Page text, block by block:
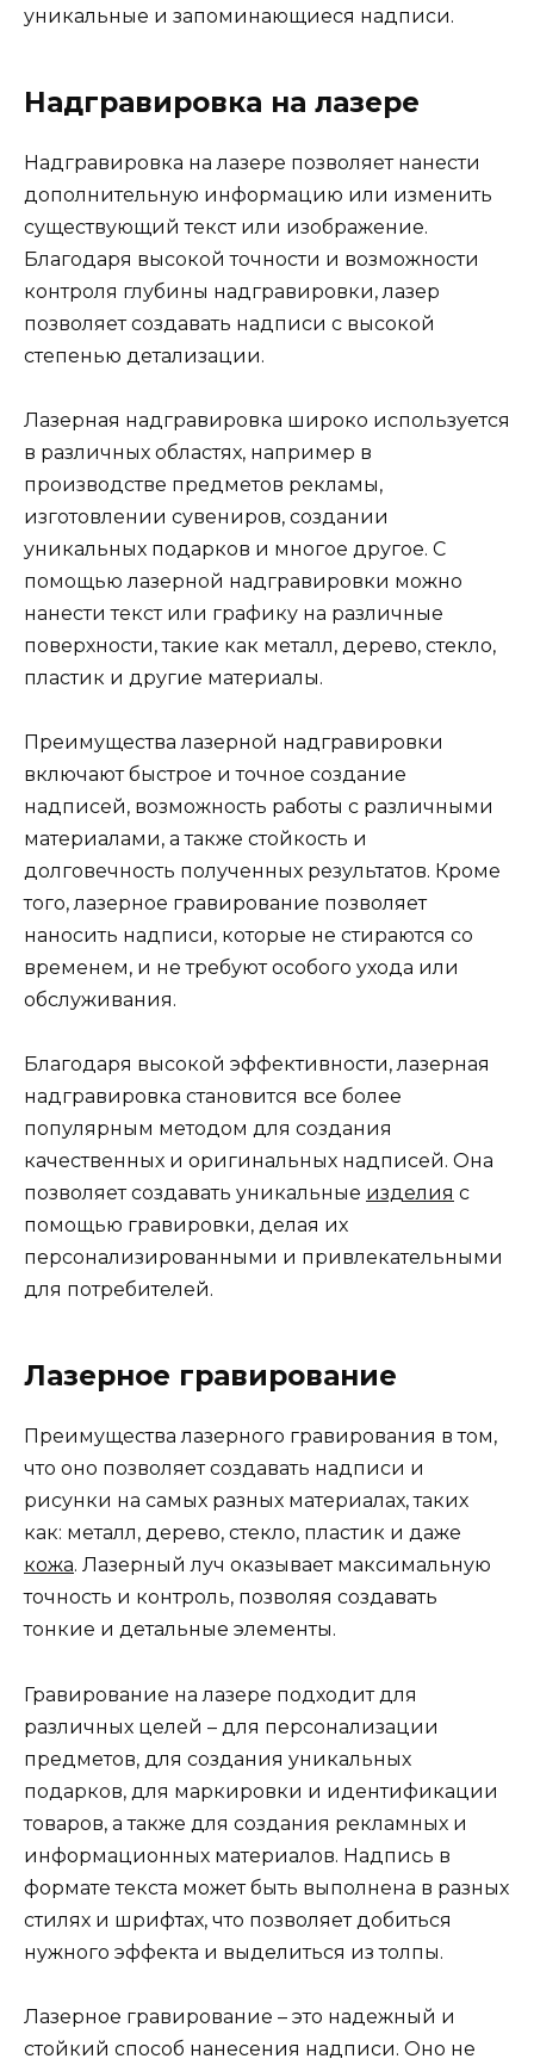
уникальные и запоминающиеся надписи.
Надгравировка на лазере
Надгравировка на лазере позволяет нанести
дополнительную информацию или изменить
существующий текст или изображение.
Благодаря высокой точности и возможности
контроля глубины надгравировки, лазер
позволяет создавать надписи с высокой
степенью детализации.
Лазерная надгравировка широко используется
в различных областях, например в
производстве предметов рекламы,
изготовлении сувениров, создании
уникальных подарков и многое другое. С
помощью лазерной надгравировки можно
нанести текст или графику на различные
поверхности, такие как металл, дерево, стекло,
пластик и другие материалы.
Преимущества лазерной надгравировки
включают быстрое и точное создание
надписей, возможность работы с различными
материалами, а также стойкость и
долговечность полученных результатов. Кроме
того, лазерное гравирование позволяет
наносить надписи, которые не стираются со
временем, и не требуют особого ухода или
обслуживания.
Благодаря высокой эффективности, лазерная
надгравировка становится все более
популярным методом для создания
качественных и оригинальных надписей. Она
позволяет создавать уникальные изделия с
помощью гравировки, делая их
персонализированными и привлекательными
для потребителей.
Лазерное гравирование
Преимущества лазерного гравирования в том,
что оно позволяет создавать надписи и
рисунки на самых разных материалах, таких
как: металл, дерево, стекло, пластик и даже
кожа. Лазерный луч оказывает максимальную
точность и контроль, позволяя создавать
тонкие и детальные элементы.
Гравирование на лазере подходит для
различных целей – для персонализации
предметов, для создания уникальных
подарков, для маркировки и идентификации
товаров, а также для создания рекламных и
информационных материалов. Надпись в
формате текста может быть выполнена в разных
стилях и шрифтах, что позволяет добиться
нужного эффекта и выделиться из толпы.
Лазерное гравирование – это надежный и
стойкий способ нанесения надписи. Оно не